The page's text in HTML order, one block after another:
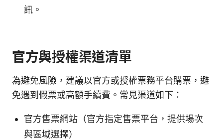
訊。
官方與授權渠道清單
為避免風險，建議以官方或授權票務平台購票，避
免遇到假票或高額手續費。常見渠道如下：
官方售票網站（官方指定售票平台，提供場次
與區域選擇）